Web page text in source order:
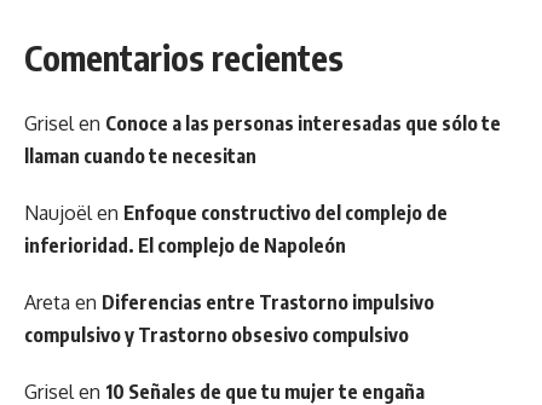
Comentarios recientes
Grisel en Conoce a las personas interesadas que sólo te
llaman cuando te necesitan
Naujoël en Enfoque constructivo del complejo de
inferioridad. El complejo de Napoleón
Areta en Diferencias entre Trastorno impulsivo
compulsivo y Trastorno obsesivo compulsivo
Grisel en 10 Señales de que tu mujer te engaña